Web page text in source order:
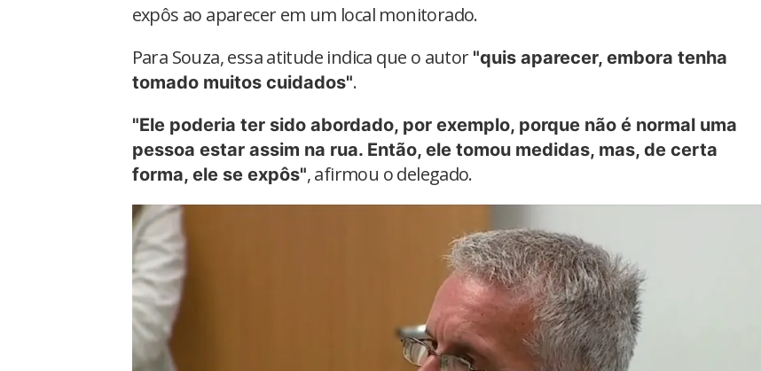
expôs ao aparecer em um local monitorado.
Para Souza, essa atitude indica que o autor "quis aparecer, embora tenha
tomado muitos cuidados".
"Ele poderia ter sido abordado, por exemplo, porque não é normal uma
pessoa estar assim na rua. Então, ele tomou medidas, mas, de certa
forma, ele se expôs", afirmou o delegado.